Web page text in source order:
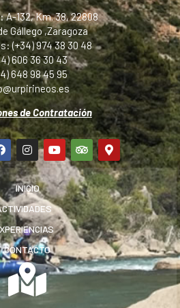
132, Km. 38, 22808
Gállego ,Zaragoza
(+34) 974 38 30 48
606 36 30 43
648 98 45 95
de Contratación
INICIO
CONTACTO